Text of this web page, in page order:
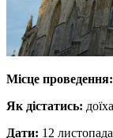
Місце проведення:
Як дістатись:
Дати: 12